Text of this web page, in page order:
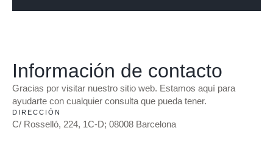
Información de contacto
Gracias por visitar nuestro sitio web. Estamos aquí para
ayudarte con cualquier consulta que pueda tener.
DIRECCIÓN
C/ Rosselló, 224, 1C-D; 08008 Barcelona